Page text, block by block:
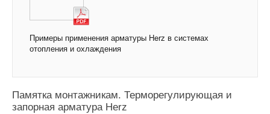
Примеры применения арматуры Herz в системах
отопления и охлаждения
Памятка монтажникам. Терморегулирующая и
запорная арматура Herz